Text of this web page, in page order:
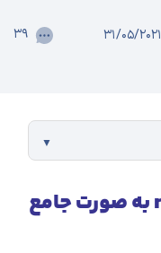
۳۱/۰۵/۲۰۲۱ ۳۹
آموزش افزونه rank math به صورت جامع